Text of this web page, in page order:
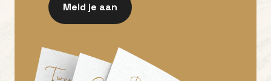
Meld je aan